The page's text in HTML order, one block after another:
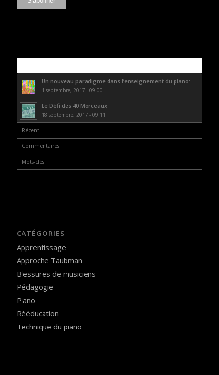
Un nouveau paradigme dans l’enseignement du piano:...
1 septembre, 2017 - 09:00
Le Défi des 40 Morceaux
18 septembre, 2017 - 09:11
Récent
Commentaires
Mots-clés
CATÉGORIES
Apprentissage
Approche Taubman
Blessures de musiciens
Pédagogie
Piano
Rééducation
Technique du piano